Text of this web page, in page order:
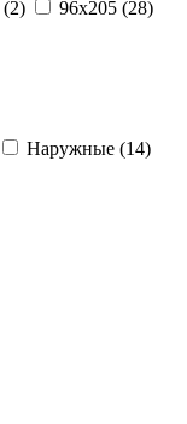
(2) 96x205 (28)
Наружные (14)